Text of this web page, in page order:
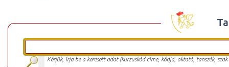
Kérjük, írja be a keresett adat (kurzuskód címe, kódja, oktató, tanszék,